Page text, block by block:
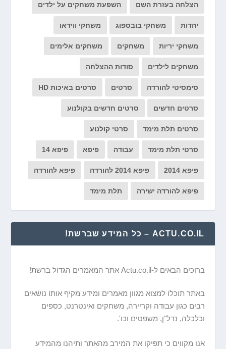
הצלחה בעזרת השם השפעת משחקים על ילדים
יהדות משחקי בובספוג משחקי ווידאו
משחקי יריות משחקים משחקים אלימים
משחקים לילדים סודות ההצלחה
סימסיטי להורדה סרטים סרטים באיכות HD
סרטים חדשים סרטים חדשים בקולנוע
סרטים תלת מימד סרטי קולנוע
סרטי תלת מימד עבודה פיפא פיפא 14
פיפא 2014 פיפא 2014 להורדה פיפא להורדה
פיפא להורדה ישירה תלת מימד
ACTU.CO.IL – כל המידע שברשת!
ברוכים הבאים ל-Actu.co.il אתר המאמרים הגדול ברשת!
באתר תוכלו למצוא מגוון מאמרים ומידע מקיף אותו נושאים
רבים כגון עבודה וקריירה, משחקים ואינטרנט, כספים
וכלכלה, נדל"ן, משפטים וכו'.
אנו מקווים כי תפיקו את המירב מהאתר ותיהנו מהמידע